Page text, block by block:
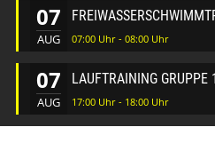
07
AUG 07:00 Uhr - 08:00 Uhr
07
AUG
LAUFTRAINING GRUPPE 1
17:00 Uhr - 18:00 Uhr